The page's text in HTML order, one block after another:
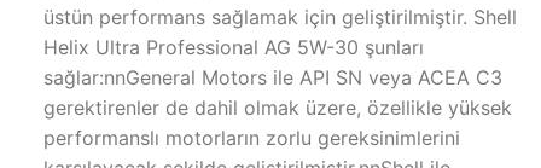
üstün performans sağlamak için geliştirilmiştir. Shell
Helix Ultra Professional AG 5W-30 şunları
sağlar:nnGeneral Motors ile API SN veya ACEA C3
gerektirenler de dahil olmak üzere, özellikle yüksek
performanslı motorların zorlu gereksinimlerini